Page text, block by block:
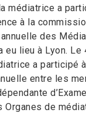
médiatrice a
à la
des
eu lieu à Lyon. Le
a participé
entre les
Organes de